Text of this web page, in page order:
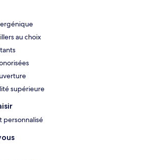
au choix
supérieure
personnalisé